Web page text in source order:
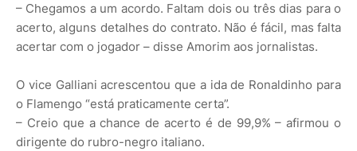
– Chegamos a um acordo. Faltam dois ou três dias para o
acerto, alguns detalhes do contrato. Não é fácil, mas falta
acertar com o jogador – disse Amorim aos jornalistas.
O vice Galliani acrescentou que a ida de Ronaldinho para
o Flamengo “está praticamente certa”.
– Creio que a chance de acerto é de 99,9% – afirmou o
dirigente do rubro-negro italiano.